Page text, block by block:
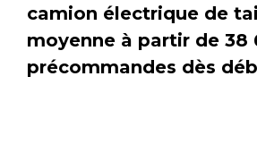
camion électrique de
moyenne à partir de 38
précommandes dès